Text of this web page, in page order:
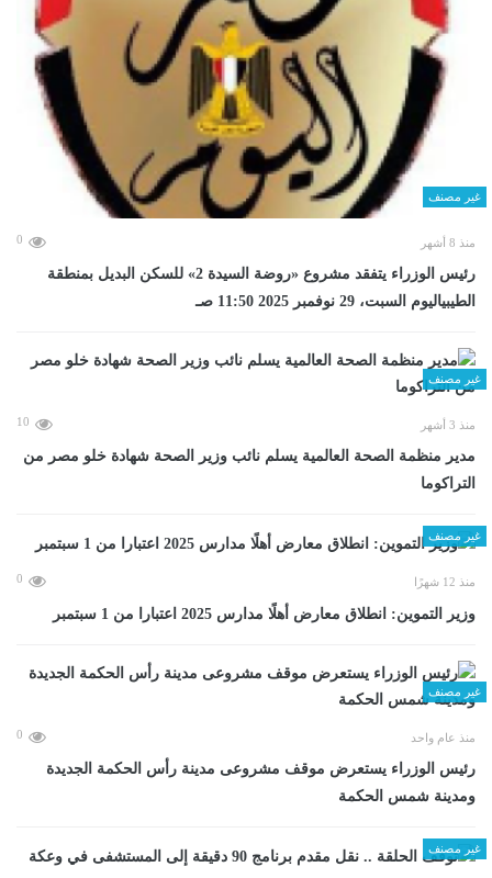
غير مصنف
منذ 8 أشهر 0
رئيس الوزراء يتفقد مشروع «روضة السيدة 2» للسكن البديل بمنطقة
الطيبياليوم السبت، 29 نوفمبر 2025 11:50 صـ
غير مصنف
منذ 3 أشهر 10
مدير منظمة الصحة العالمية يسلم نائب وزير الصحة شهادة خلو مصر من
التراكوما
غير مصنف
منذ 12 شهرًا 0
وزير التموين: انطلاق معارض أهلًا مدارس 2025 اعتبارا من 1 سبتمبر
غير مصنف
منذ عام واحد 0
رئيس الوزراء يستعرض موقف مشروعى مدينة رأس الحكمة الجديدة
ومدينة شمس الحكمة
غير مصنف